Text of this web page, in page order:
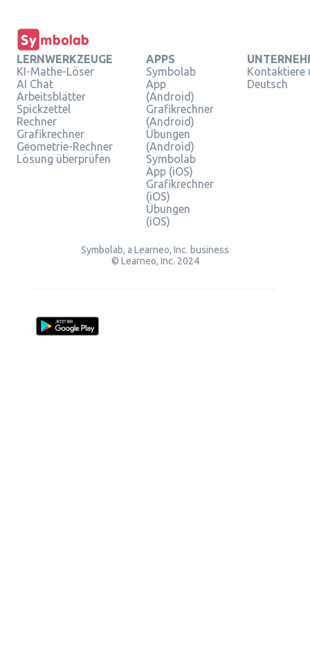
LERNWERKZEUGE
KI-Mathe-Löser
AI Chat
Arbeitsblätter
Spickzettel
Rechner
Grafikrechner
Geometrie-Rechner
Lösung überprüfen
APPS
Symbolab
App
(Android)
Grafikrechner
(Android)
Übungen
(Android)
Symbolab
App (iOS)
Grafikrechner
(iOS)
Übungen
(iOS)
Kontaktiere
Deutsch
Symbolab, a Learneo, Inc. business
© Learneo, Inc. 2024